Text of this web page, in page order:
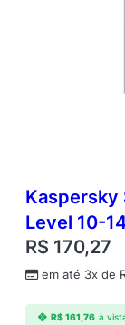
Kaspersky
Level 10-
R$ 170,27
em até 3x de
R$161,76 à